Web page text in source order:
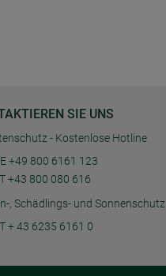
SIE UNS
- Kostenlose Hotline
+49 800 6161 123
+43 800 080 616
, Schädlings- und Sonnenschutz
+ 43 6235 6161 0